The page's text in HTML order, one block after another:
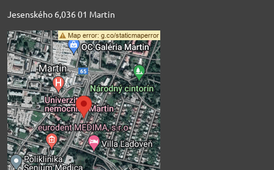
Jesenského 6,036 01 Martin
Externý obsah je
blokovaný Voľbami
súkromia
Prajete si načítať externý obsah?
Povoliť tentokrát